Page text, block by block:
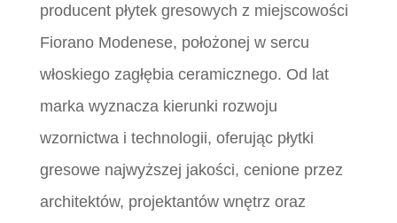
producent płytek gresowych z miejscowości
Fiorano Modenese, położonej w sercu
włoskiego zagłębia ceramicznego. Od lat
marka wyznacza kierunki rozwoju
wzornictwa i technologii, oferując płytki
gresowe najwyższej jakości, cenione przez
architektów, projektantów wnętrz oraz